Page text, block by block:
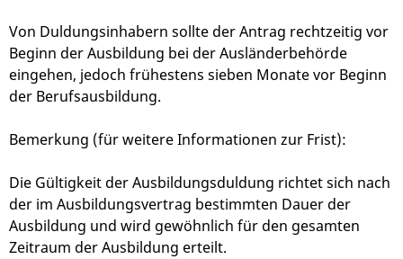
Von Duldungsinhabern sollte der Antrag rechtzeitig vor
Beginn der Ausbildung bei der Ausländerbehörde
eingehen, jedoch frühestens sieben Monate vor Beginn
der Berufsausbildung.
Bemerkung (für weitere Informationen zur Frist):
Die Gültigkeit der Ausbildungsduldung richtet sich nach
der im Ausbildungsvertrag bestimmten Dauer der
Ausbildung und wird gewöhnlich für den gesamten
Zeitraum der Ausbildung erteilt.